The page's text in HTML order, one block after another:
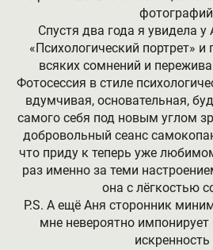
Спустя два года я увидела
«Психологический портрет» и
всяких сомнений и
Фотосессия в стиле
вдумчивая, основательная,
самого себя под новым углом
добровольный сеанс
что приду к теперь уже
раз именно за теми
она с лёгкостью
P.S. А ещё Аня сторонник
мне невероятно импонирует
искренность